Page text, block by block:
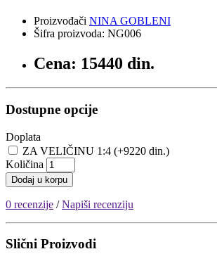
Proizvođači NINA GOBLENI
Šifra proizvoda: NG006
Cena: 15440 din.
Dostupne opcije
Doplata
ZA VELIČINU 1:4 (+9220 din.)
Količina
Dodaj u korpu
0 recenzije /Napiši recenziju
Slični Proizvodi